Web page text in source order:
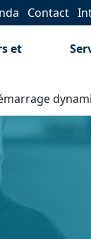
Contact
et